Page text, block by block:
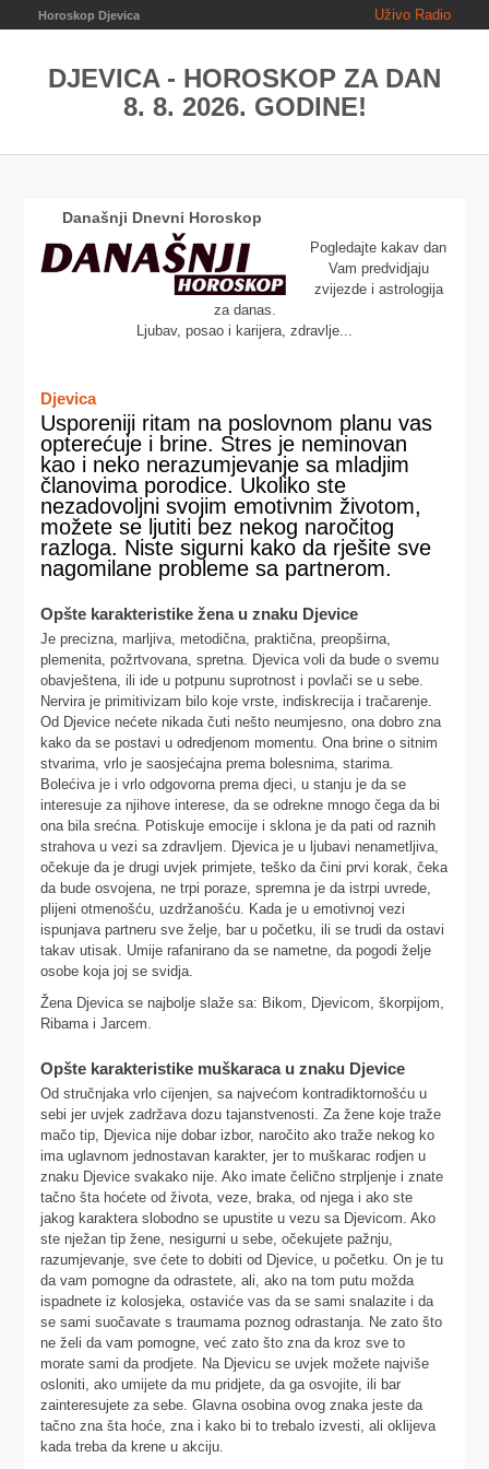
Horoskop Djevica Uživo Radio
DJEVICA - HOROSKOP ZA DAN
8. 8. 2026. GODINE!
Današnji Dnevni Horoskop
Pogledajte kakav dan
Vam predvidjaju
zvijezde i astrologija
za danas.
Ljubav, posao i karijera, zdravlje...
Djevica
Usporeniji ritam na poslovnom planu vas
opterećuje i brine. Stres je neminovan
kao i neko nerazumjevanje sa mladjim
članovima porodice. Ukoliko ste
nezadovoljni svojim emotivnim životom,
možete se ljutiti bez nekog naročitog
razloga. Niste sigurni kako da rješite sve
nagomilane probleme sa partnerom.
Opšte karakteristike žena u znaku Djevice
Je precizna, marljiva, metodična, praktična, preopširna,
plemenita, požrtvovana, spretna. Djevica voli da bude o svemu
obavještena, ili ide u potpunu suprotnost i povlači se u sebe.
Nervira je primitivizam bilo koje vrste, indiskrecija i tračarenje.
Od Djevice nećete nikada čuti nešto neumjesno, ona dobro zna
kako da se postavi u odredjenom momentu. Ona brine o sitnim
stvarima, vrlo je saosjećajna prema bolesnima, starima.
Bolećiva je i vrlo odgovorna prema djeci, u stanju je da se
interesuje za njihove interese, da se odrekne mnogo čega da bi
ona bila srećna. Potiskuje emocije i sklona je da pati od raznih
strahova u vezi sa zdravljem. Djevica je u ljubavi nenametljiva,
očekuje da je drugi uvjek primjete, teško da čini prvi korak, čeka
da bude osvojena, ne trpi poraze, spremna je da istrpi uvrede,
plijeni otmenošću, uzdržanošću. Kada je u emotivnoj vezi
ispunjava partneru sve želje, bar u početku, ili se trudi da ostavi
takav utisak. Umije rafanirano da se nametne, da pogodi želje
osobe koja joj se svidja.
Žena Djevica se najbolje slaže sa: Bikom, Djevicom, škorpijom,
Ribama i Jarcem.
Opšte karakteristike muškaraca u znaku Djevice
Od stručnjaka vrlo cijenjen, sa najvećom kontradiktornošću u
sebi jer uvjek zadržava dozu tajanstvenosti. Za žene koje traže
mačo tip, Djevica nije dobar izbor, naročito ako traže nekog ko
ima uglavnom jednostavan karakter, jer to muškarac rodjen u
znaku Djevice svakako nije. Ako imate čelično strpljenje i znate
tačno šta hoćete od života, veze, braka, od njega i ako ste
jakog karaktera slobodno se upustite u vezu sa Djevicom. Ako
ste nježan tip žene, nesigurni u sebe, očekujete pažnju,
razumjevanje, sve ćete to dobiti od Djevice, u početku. On je tu
da vam pomogne da odrastete, ali, ako na tom putu možda
ispadnete iz kolosjeka, ostaviće vas da se sami snalazite i da
se sami suočavate s traumama poznog odrastanja. Ne zato što
ne želi da vam pomogne, već zato što zna da kroz sve to
morate sami da prodjete. Na Djevicu se uvjek možete najviše
osloniti, ako umijete da mu pridjete, da ga osvojite, ili bar
zainteresujete za sebe. Glavna osobina ovog znaka jeste da
tačno zna šta hoće, zna i kako bi to trebalo izvesti, ali oklijeva
kada treba da krene u akciju.